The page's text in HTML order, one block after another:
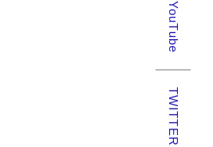
YouTube
TWITTER